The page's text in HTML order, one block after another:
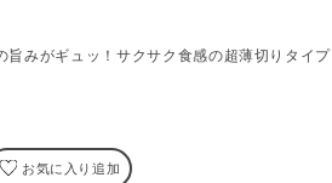
旨みがギュッ！サクサク食感の超薄切りタイプ
お気に入り追加